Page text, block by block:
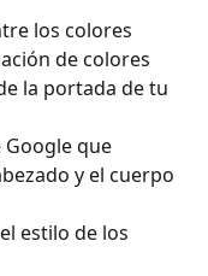
los colores
de colores
la portada de tu
Google que
y el cuerpo
estilo de los